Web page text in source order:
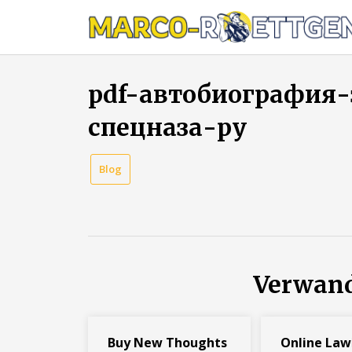
pdf-
спецназа-ру
Blog
Buy New Thoughts
Online